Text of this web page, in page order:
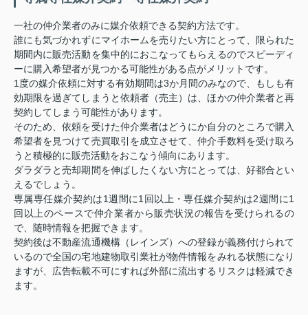
一社の仲介業者のみに媒介依頼できる契約方法です。
誰にも気づかれずにマイホームを売りたい方にとって、限られた
期間内に販売活動を集中的におこなってもらえるのでスピーディ
ーに購入希望者が見つかる可能性がある点がメリットです。
1度の媒介依頼に対する有効期間は3か月間のみなので、もしも有
効期限を過ぎてしまうと依頼者（売主）は、ほかの仲介業者と再
契約してしまう可能性があります。
そのため、依頼を受けた仲介業者はどうにか自分のところで購入
希望者を見つけて売買取引を成立させて、仲介手数料を受け取ろ
うと積極的に販売活動をおこなう傾向にあります。
ダラダラと売却期間を伸ばしたくない方にとっては、好都合とい
えるでしょう。
専属専任媒介契約は1週間に1回以上・専任媒介契約は2週間に1
回以上のペースで仲介業者から販売状況の報告を受けられるの
で、随時情報を把握できます。
契約後は不動産流通機構（レインズ）への登録が義務付けられて
いるので全国の宅地建物取引業社が物件情報をみれる状態になり
ますが、広告転載不可にすれば外部に流出するリスクは軽減でき
ます。